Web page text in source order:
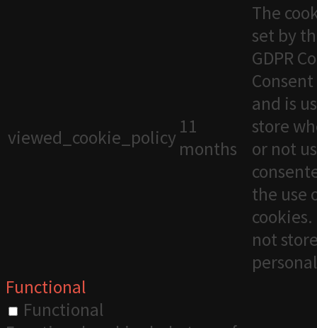
viewed_cookie_policy 11
months
The
set by
GDPR
and is
store
or not
the use
not
Functional
Functional